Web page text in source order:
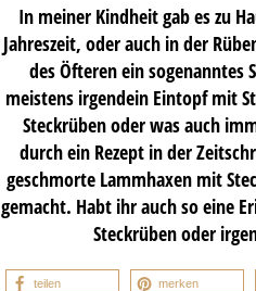
In meiner Kindheit gab es zu
Jahreszeit, oder auch in der
des Öfteren ein sogenanntes
meistens irgendein Eintopf mit
Steckrüben oder was auch
durch ein Rezept in der
geschmorte Lammhaxen mit
gemacht. Habt ihr auch so eine
Steckrüben oder
teilen merken